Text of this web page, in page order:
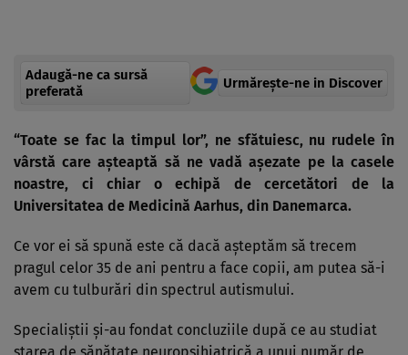
Adaugă-ne ca sursă
preferată
Urmărește-ne in Discover
“Toate se fac la timpul lor”, ne sfătuiesc, nu rudele în
vârstă care aşteaptă să ne vadă aşezate pe la casele
noastre, ci chiar o echipă de cercetători de la
Universitatea de Medicină Aarhus, din Danemarca.
Ce vor ei să spună este că dacă aşteptăm să trecem
pragul celor 35 de ani pentru a face copii, am putea să-i
avem cu tulburări din spectrul autismului.
Specialiştii şi-au fondat concluziile după ce au studiat